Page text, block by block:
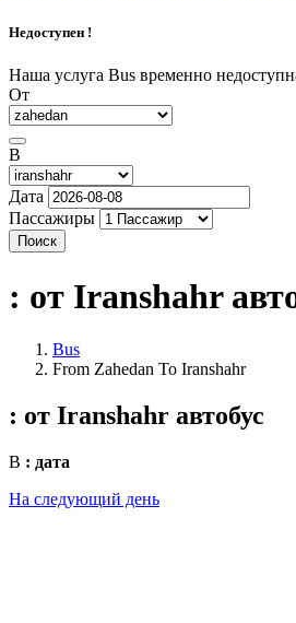
Недоступен !
Наша услуга Bus временно
От
В
Дата
Пассажиры
Поиск
: от Iranshahr
Bus
From Zahedan To Iranshahr
: от Iranshahr автобус
В : дата
На следующий день